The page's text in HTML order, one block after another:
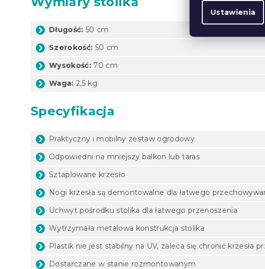
Ustawienia
Długość: 50 cm
Szerokość: 50 cm
Wysokość: 70 cm
Waga: 2,5 kg
Specyfikacja
Praktyczny i mobilny zestaw ogrodowy
Odpowiedni na mniejszy balkon lub taras
Sztaplowane krzesło
Nogi krzesła są demontowalne dla łatwego
Uchwyt pośrodku stolika dla łatwego przenoszenia
Wytrzymała metalowa konstrukcja stolika
Plastik nie jest stabilny na UV, zaleca się chronić krzesła
Dostarczane w stanie rozmontowanym